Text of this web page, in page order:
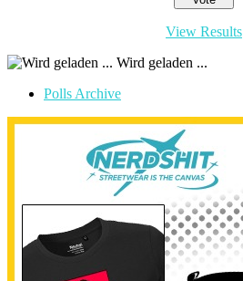
View Results
Wird geladen ...
Polls Archive